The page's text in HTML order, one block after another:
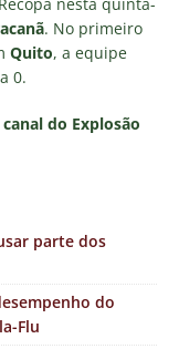
. No primeiro
Quito, a equipe
0.
do Explosão
parte dos
do
Flu